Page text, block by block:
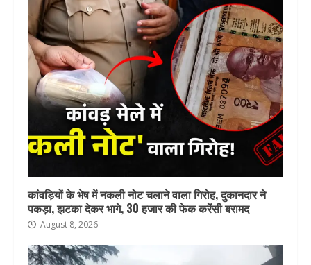
कांवड़ियों के भेष में नकली नोट चलाने वाला गिरोह, दुकानदार ने
पकड़ा, झटका देकर भागे, 30 हजार की फेक करेंसी बरामद
August 8, 2026